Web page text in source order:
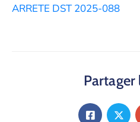
ARRETE DST 2025-088